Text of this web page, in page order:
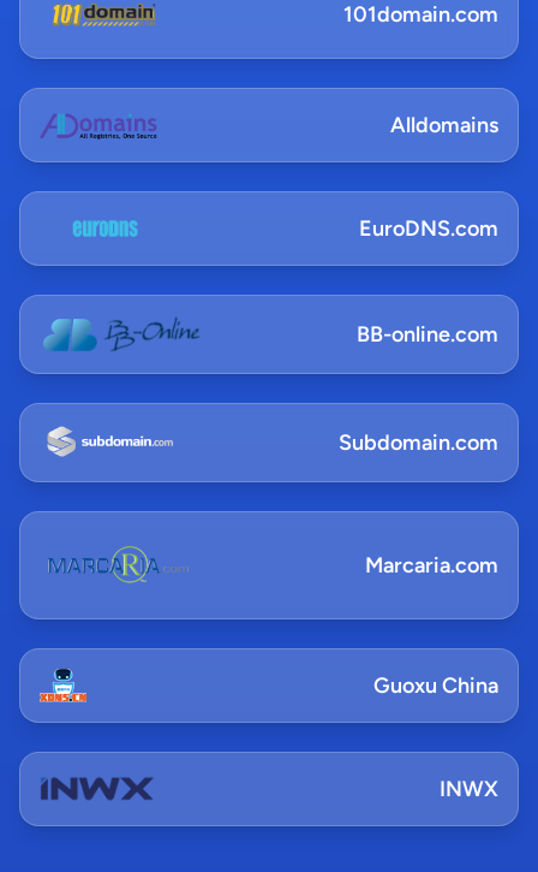
101domain.com
Alldomains
EuroDNS.com
BB-online.com
Subdomain.com
Marcaria.com
Guoxu China
INWX